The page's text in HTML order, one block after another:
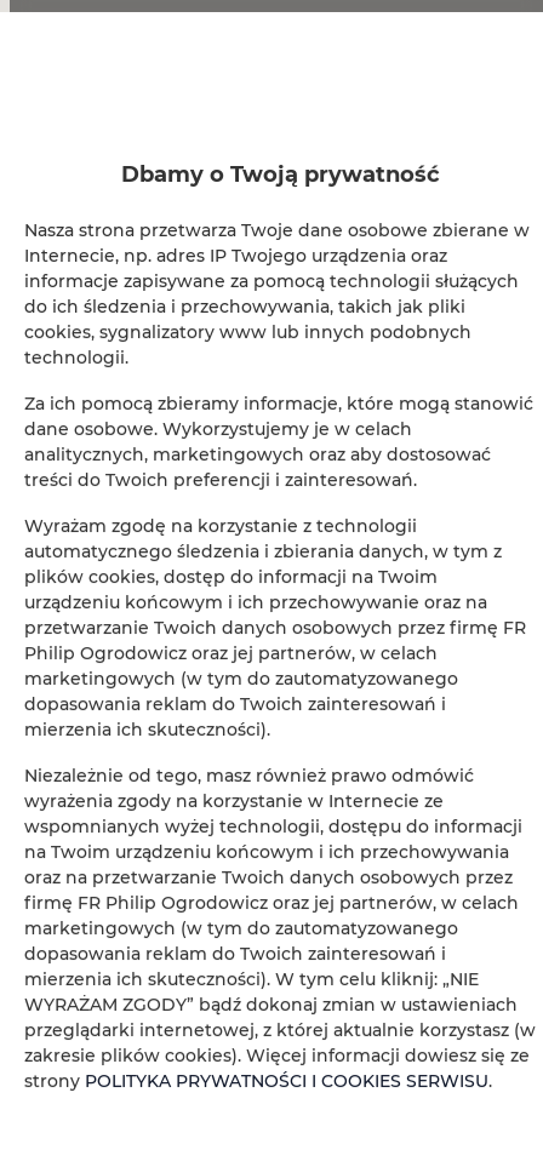
RÉSERVEZ
Équipements
Cuisine complète
Cuisine
Réfrigérateur
Douche
Sèche-cheveux
Fer à repasser
Armoire ou penderie
Matériel de repassage
Coin salon
Salle de bains privative
Free toiletries
Dbamy o Twoją prywatność
Nasza strona przetwarza Twoje dane osobowe zbierane w
Internecie, np. adres IP Twojego urządzenia oraz
informacje zapisywane za pomocą technologii służących
do ich śledzenia i przechowywania, takich jak pliki
cookies, sygnalizatory www lub innych podobnych
technologii.
Za ich pomocą zbieramy informacje, które mogą stanowić
dane osobowe. Wykorzystujemy je w celach
analitycznych, marketingowych oraz aby dostosować
treści do Twoich preferencji i zainteresowań.
Wyrażam zgodę na korzystanie z technologii
automatycznego śledzenia i zbierania danych, w tym z
plików cookies, dostęp do informacji na Twoim
urządzeniu końcowym i ich przechowywanie oraz na
przetwarzanie Twoich danych osobowych przez firmę FR
Philip Ogrodowicz oraz jej partnerów, w celach
marketingowych (w tym do zautomatyzowanego
dopasowania reklam do Twoich zainteresowań i
mierzenia ich skuteczności).
Niezależnie od tego, masz również prawo odmówić
wyrażenia zgody na korzystanie w Internecie ze
wspomnianych wyżej technologii, dostępu do informacji
na Twoim urządzeniu końcowym i ich przechowywania
oraz na przetwarzanie Twoich danych osobowych przez
firmę FR Philip Ogrodowicz oraz jej partnerów, w celach
marketingowych (w tym do zautomatyzowanego
dopasowania reklam do Twoich zainteresowań i
mierzenia ich skuteczności). W tym celu kliknij: „NIE
WYRAŻAM ZGODY” bądź dokonaj zmian w ustawieniach
przeglądarki internetowej, z której aktualnie korzystasz (w
zakresie plików cookies). Więcej informacji dowiesz się ze
strony POLITYKA PRYWATNOŚCI I COOKIES SERWISU.